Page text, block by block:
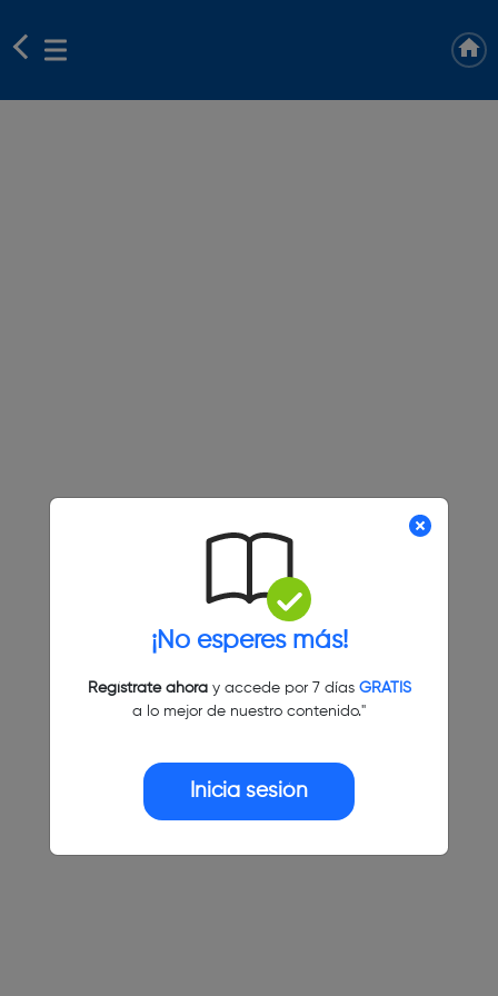
¡No esperes más!
Regístrate ahoray accede por 7 días GRATIS
a lo mejor de nuestro contenido."
Inicia sesión